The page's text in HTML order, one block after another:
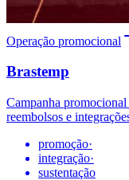
Operação promocional
Brastemp
Campanha
reembolsos e
promoção·
integração·
sustentação